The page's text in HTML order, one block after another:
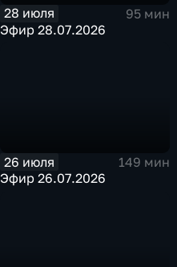
28 июля
95 мин
Эфир 28.07.2026
26 июля
149 мин
Эфир 26.07.2026